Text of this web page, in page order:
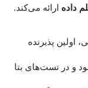
ارائه می‌کند.
پذیرنده
و در تست‌های بتا